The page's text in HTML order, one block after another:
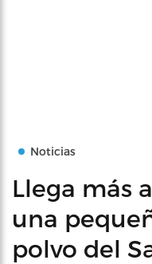
Noticias
Llega más
una
polvo del